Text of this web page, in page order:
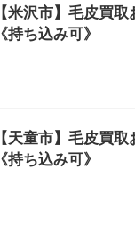
【米沢市】毛皮買
《持ち込み可》
【天童市】毛皮買
《持ち込み可》